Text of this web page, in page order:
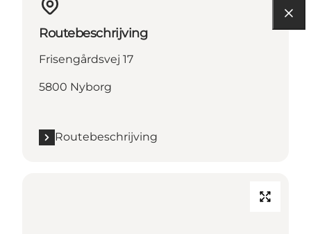
Routebeschrijving
Frisengårdsvej 17
5800 Nyborg
Routebeschrijving